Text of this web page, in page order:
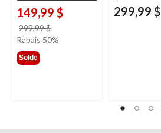
149,99 $
299,99 $
était
Rabais 50%
Solde
299,99 $